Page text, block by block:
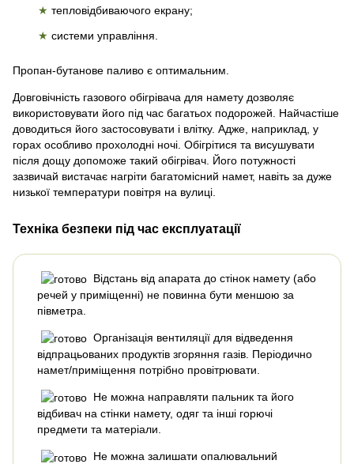
★ тепловідбиваючого екрану;
★ системи управління.
Пропан-бутанове паливо є оптимальним.
Довговічність газового обігрівача для намету дозволяє
використовувати його під час багатьох подорожей. Найчастіше
доводиться його застосовувати і влітку. Адже, наприклад, у
горах особливо прохолодні ночі. Обігрітися та висушувати
після дощу допоможе такий обігрівач. Його потужності
зазвичай вистачає нагріти багатомісний намет, навіть за дуже
низької температури повітря на вулиці.
Техніка безпеки під час експлуатації
Відстань від апарата до стінок намету (або
речей у приміщенні) не повинна бути меншою за
півметра.
Організація вентиляції для відведення
відпрацьованих продуктів згоряння газів. Періодично
намет/приміщення потрібно провітрювати.
Не можна направляти пальник та його
відбивач на стінки намету, одяг та інші горючі
предмети та матеріали.
Не можна залишати опалювальний